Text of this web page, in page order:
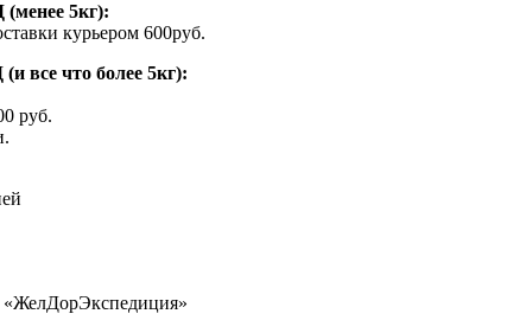
5кг):
курьером 600руб.
все что более 5кг):
руб.
«ЖелДорЭкспедиция»